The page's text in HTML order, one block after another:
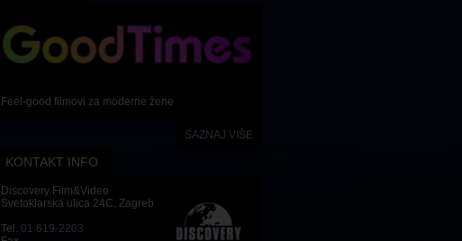
Feel-good filmovi za moderne žene
SAZNAJ VIŠE
KONTAKT INFO
Discovery Film&Video
Svetoklarska ulica 24C, Zagreb
Tel. 01 619-2203